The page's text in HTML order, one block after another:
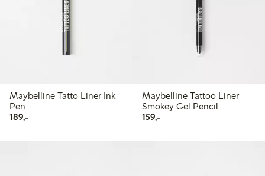
Maybelline Tatto Liner Ink
Pen
189,-189,00 kr
Maybelline Tattoo Liner
Smokey Gel Pencil
159,-159,00 kr